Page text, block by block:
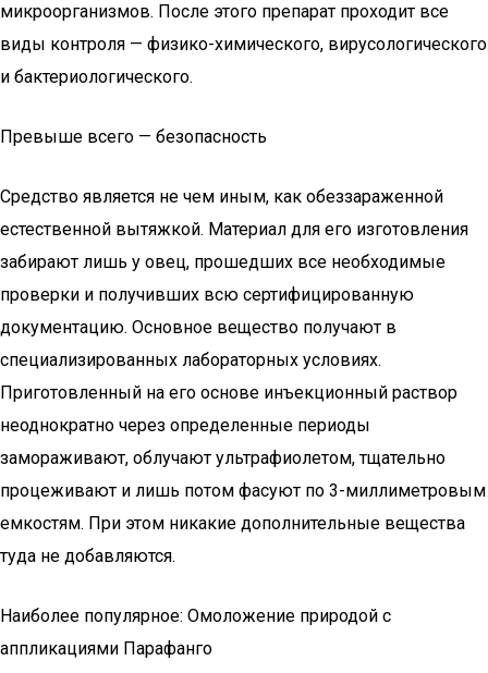
микроорганизмов. После этого препарат проходит все
виды контроля — физико-химического, вирусологического
и бактериологического.
Превыше всего — безопасность
Средство является не чем иным, как обеззараженной
естественной вытяжкой. Материал для его изготовления
забирают лишь у овец, прошедших все необходимые
проверки и получивших всю сертифицированную
документацию. Основное вещество получают в
специализированных лабораторных условиях.
Приготовленный на его основе инъекционный раствор
неоднократно через определенные периоды
замораживают, облучают ультрафиолетом, тщательно
процеживают и лишь потом фасуют по 3-миллиметровым
емкостям. При этом никакие дополнительные вещества
туда не добавляются.
Наиболее популярное: Омоложение природой с
аппликациями Парафанго